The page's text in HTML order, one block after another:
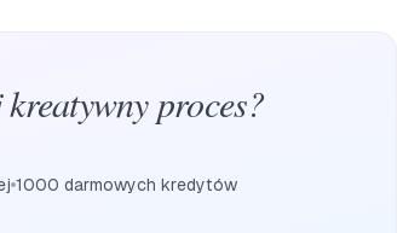
proces?
1000 darmowych kredytów